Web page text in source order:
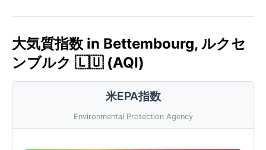
大気質指数 in Bettembourg, ルクセ
ンブルク 🇱🇺 (AQI)
米EPA指数
Environmental Protection Agency